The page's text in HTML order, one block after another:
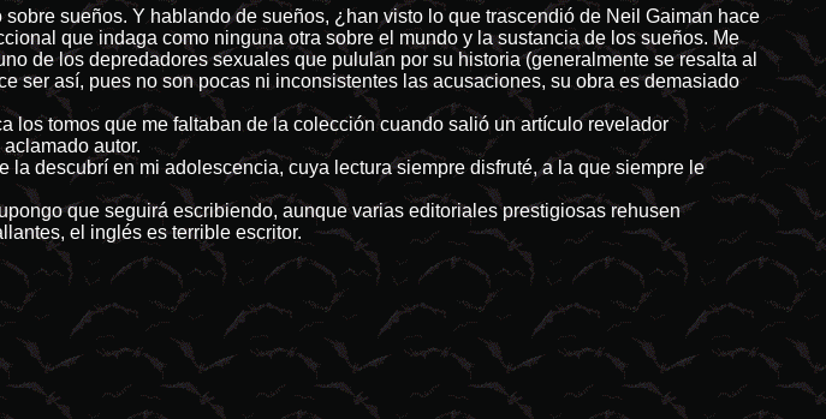
sueños. Y hablando de sueños, ¿han visto lo que trascendió de Neil Gaiman hace
que indaga como ninguna otra sobre el mundo y la sustancia de los sueños. Me
de los depredadores sexuales que pululan por su historia (generalmente se resalta al
ser así, pues no son pocas ni inconsistentes las acusaciones, su obra es demasiado
los tomos que me faltaban de la colección cuando salió un artículo revelador
autor.
la descubrí en mi adolescencia, cuya lectura siempre disfruté, a la que siempre le
que seguirá escribiendo, aunque varias editoriales prestigiosas rehusen
el inglés es terrible escritor.